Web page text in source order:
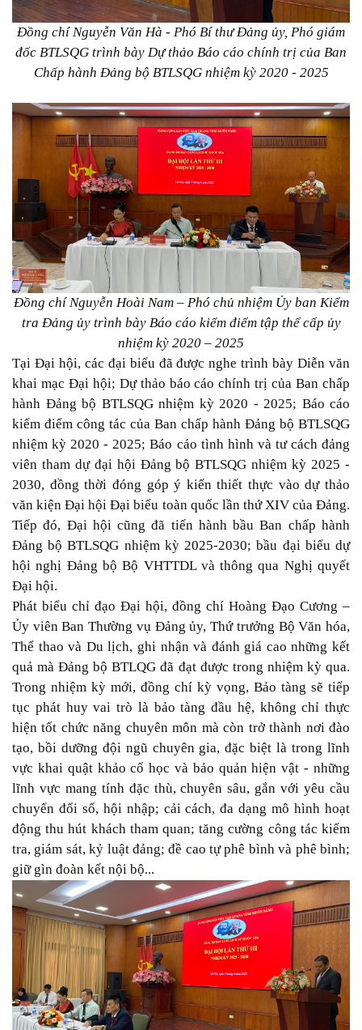
Đồng chí Nguyễn Văn Hà - Phó Bí thư Đảng ủy, Phó giám
đốc BTLSQG trình bày Dự thảo Báo cáo chính trị của Ban
Chấp hành Đảng bộ BTLSQG nhiệm kỳ 2020 - 2025
Đồng chí Nguyễn Hoài Nam – Phó chủ nhiệm Ủy ban Kiểm
tra Đảng ủy trình bày Báo cáo kiểm điểm tập thể cấp ủy
nhiệm kỳ 2020 – 2025
Tại Đại hội, các đại biểu đã được nghe trình bày Diễn văn
khai mạc Đại hội; Dự thảo báo cáo chính trị của Ban chấp
hành Đảng bộ BTLSQG nhiệm kỳ 2020 - 2025; Báo cáo
kiểm điểm công tác của Ban chấp hành Đảng bộ BTLSQG
nhiệm kỳ 2020 - 2025; Báo cáo tình hình và tư cách đảng
viên tham dự đại hội Đảng bộ BTLSQG nhiệm kỳ 2025 -
2030, đồng thời đóng góp ý kiến thiết thực vào dự thảo
văn kiện Đại hội Đại biểu toàn quốc lần thứ XIV của Đảng.
Tiếp đó, Đại hội cũng đã tiến hành bầu Ban chấp hành
Đảng bộ BTLSQG nhiệm kỳ 2025-2030; bầu đại biểu dự
hội nghị Đảng bộ Bộ VHTTDL và thông qua Nghị quyết
Đại hội.
Phát biểu chỉ đạo Đại hội, đồng chí Hoàng Đạo Cương –
Ủy viên Ban Thường vụ Đảng ủy, Thứ trưởng Bộ Văn hóa,
Thể thao và Du lịch, ghi nhận và đánh giá cao những kết
quả mà Đảng bộ BTLQG đã đạt được trong nhiệm kỳ qua.
Trong nhiệm kỳ mới, đồng chí kỳ vọng, Bảo tàng sẽ tiếp
tục phát huy vai trò là bảo tàng đầu hệ, không chỉ thực
hiện tốt chức năng chuyên môn mà còn trở thành nơi đào
tạo, bồi dưỡng đội ngũ chuyên gia, đặc biệt là trong lĩnh
vực khai quật khảo cổ học và bảo quản hiện vật - những
lĩnh vực mang tính đặc thù, chuyên sâu, gắn với yêu cầu
chuyển đổi số, hội nhập; cải cách, đa dạng mô hình hoạt
động thu hút khách tham quan; tăng cường công tác kiểm
tra, giám sát, kỷ luật đảng; đề cao tự phê bình và phê bình;
giữ gìn đoàn kết nội bộ...